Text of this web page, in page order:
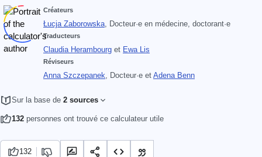
Créateurs
Łucja Zaborowska, Docteur·e en médecine, doctorant·e
Traducteurs
Claudia Herambourg et Ewa Lis
Réviseurs
Anna Szczepanek, Docteur·e et Adena Benn
Sur la base de 2 sources
132 personnes ont trouvé ce calculateur utile
132